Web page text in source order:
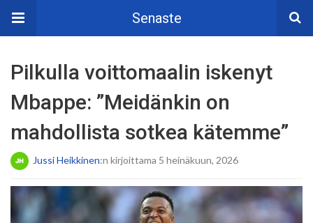
Senaste
Pilkulla voittomaalin iskenyt
Mbappe: ”Meidänkin on
mahdollista sotkea kätemme”
Jussi Heikkinen:n kirjoittama 5 heinäkuun, 2026